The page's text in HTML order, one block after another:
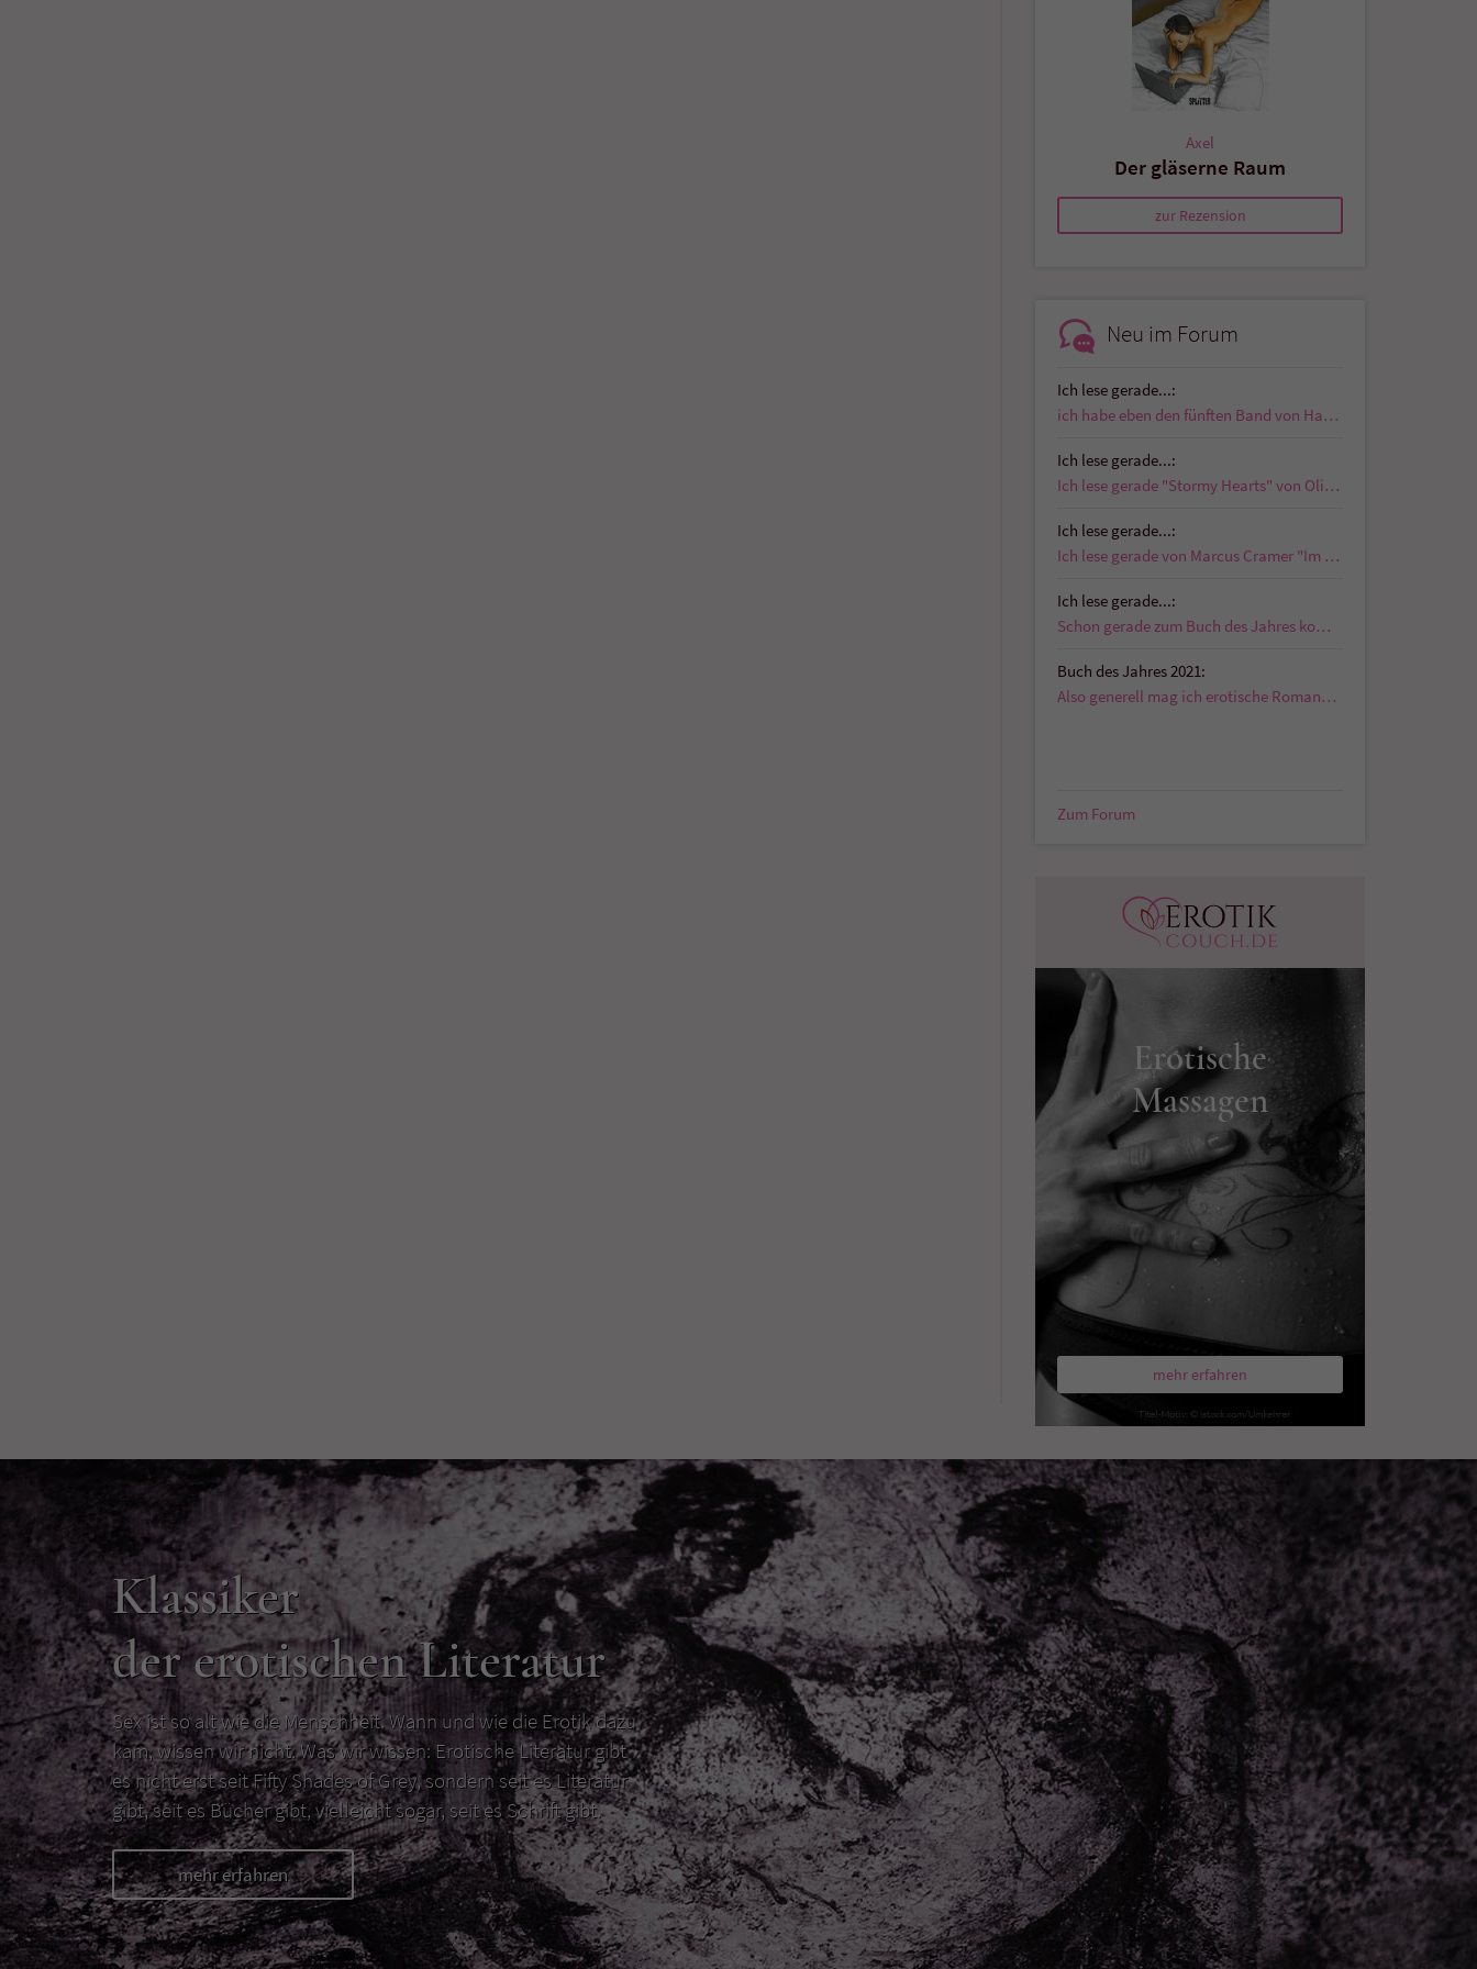
Axel
Der gläserne Raum
zur Rezension
Neu im Forum
Ich lese gerade...:
ich habe eben den fünften Band von Hardboiled…
Ich lese gerade...:
Ich lese gerade "Stormy Hearts" von Olivia J. Gray…
Ich lese gerade...:
Ich lese gerade von Marcus Cramer "Im Schatten der…
Ich lese gerade...:
Schon gerade zum Buch des Jahres kommentiert:…
Buch des Jahres 2021:
Also generell mag ich erotische Romane die auch…
Zum Forum
Erotische
Massagen
mehr erfahren
Klassiker
der erotischen Literatur
Sex ist so alt wie die Menschheit. Wann und wie die Erotik dazu
kam, wissen wir nicht. Was wir wissen: Erotische Literatur gibt
es nicht erst seit Fifty Shades of Grey, sondern seit es Literatur
gibt, seit es Bücher gibt, vielleicht sogar, seit es Schrift gibt.
mehr erfahren